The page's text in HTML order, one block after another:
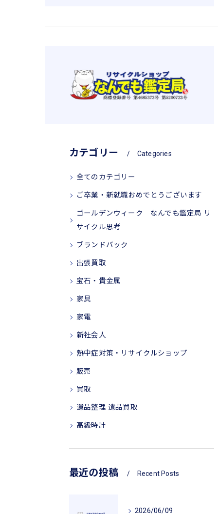
カテゴリー Categories
全てのカテゴリー
ご卒業・新就職おめでとうございます
ゴールデンウィーク なんでも鑑定局 リ
サイクル思考
ブランドバック
出張買取
宝石・貴金属
家具
家電
新社会人
熱中症対策・リサイクルショップ
販売
買取
遺品整理 遺品買取
高級時計
最近の投稿 Recent Posts
2026/06/09